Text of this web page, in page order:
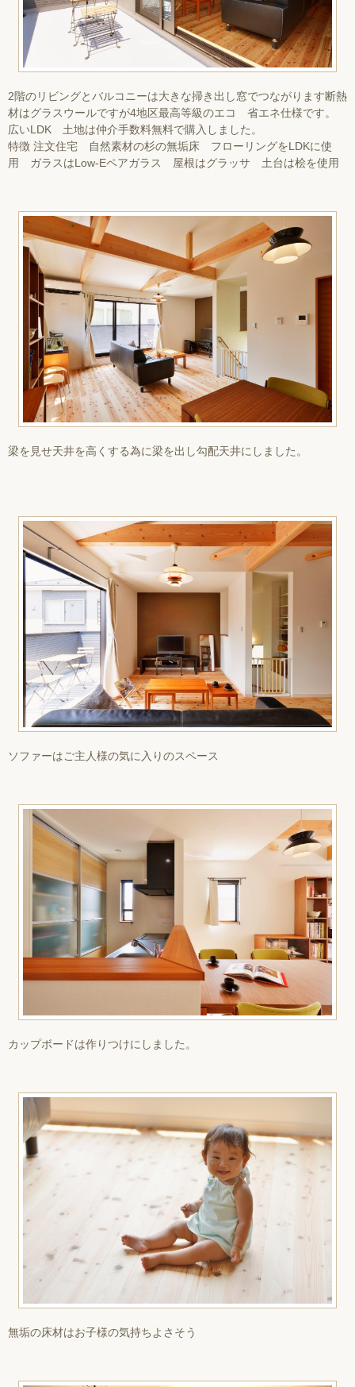
2階のリビングとバルコニーは大きな掃き出し窓でつながります断熱
材はグラスウールですが4地区最高等級のエコ 省エネ仕様です。
広いLDK 土地は仲介手数料無料で購入しました。
特徴 注文住宅 自然素材の杉の無垢床 フローリングをLDKに使
用 ガラスはLow-Eペアガラス 屋根はグラッサ 土台は桧を使用
梁を見せ天井を高くする為に梁を出し勾配天井にしました。
ソファーはご主人様の気に入りのスペース
カップボードは作りつけにしました。
無垢の床材はお子様の気持ちよさそう